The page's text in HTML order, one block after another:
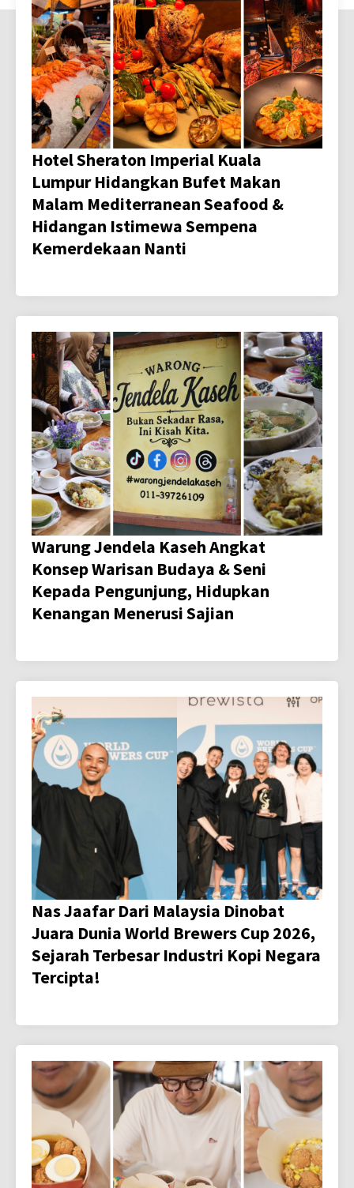
Hotel Sheraton Imperial Kuala
Lumpur Hidangkan Bufet Makan
Malam Mediterranean Seafood &
Hidangan Istimewa Sempena
Kemerdekaan Nanti
Warung Jendela Kaseh Angkat
Konsep Warisan Budaya & Seni
Kepada Pengunjung, Hidupkan
Kenangan Menerusi Sajian
Nas Jaafar Dari Malaysia Dinobat
Juara Dunia World Brewers Cup 2026,
Sejarah Terbesar Industri Kopi Negara
Tercipta!